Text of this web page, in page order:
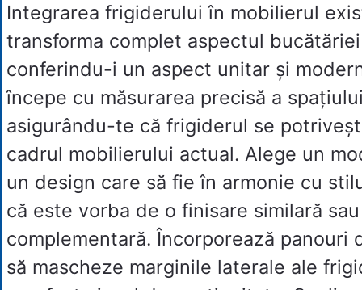
Integrarea frigiderului în mobilierul
transforma complet aspectul
conferindu-i un aspect unitar și
începe cu măsurarea precisă a
asigurându-te că frigiderul se
cadrul mobilierului actual. Alege un
un design care să fie în armonie cu
că este vorba de o finisare similară
complementară. Încorporează panouri
să mascheze marginile laterale ale